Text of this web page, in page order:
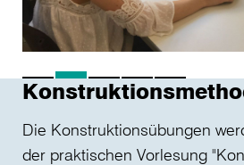
Die Konstruktionsübungen
der praktischen Vorlesung